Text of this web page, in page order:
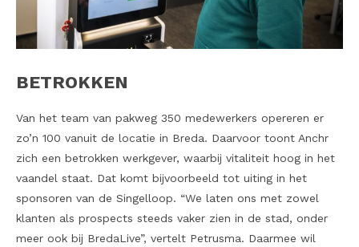
BETROKKEN
Van het team van pakweg 350 medewerkers opereren er
zo’n 100 vanuit de locatie in Breda. Daarvoor toont Anchr
zich een betrokken werkgever, waarbij vitaliteit hoog in het
vaandel staat. Dat komt bijvoorbeeld tot uiting in het
sponsoren van de Singelloop. “We laten ons met zowel
klanten als prospects steeds vaker zien in de stad, onder
meer ook bij BredaLive”, vertelt Petrusma. Daarmee wil